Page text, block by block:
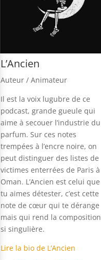
L’Ancien
Auteur / Animateur
Il est la voix lugubre de ce
podcast, grande gueule qui
aime à secouer l’industrie du
parfum. Sur ces notes
trempées à l’encre noire, on
peut distinguer des listes de
victimes enterrées de Paris à
Oman. L’Ancien est celui que
tu aimes détester, c’est cette
note de cœur qui te dérange
mais qui rend la composition
si singulière.
Lire la bio de L’Ancien